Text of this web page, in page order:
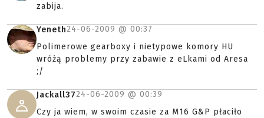
zabija.
Yeneth24-06-2009 @ 00:37
Polimerowe gearboxy i nietypowe komory HU
wróżą problemy przy zabawie z eLkami od Aresa
;/
Jackall3724-06-2009 @ 00:39
Czy ja wiem, w swoim czasie za M16 G&P płaciło